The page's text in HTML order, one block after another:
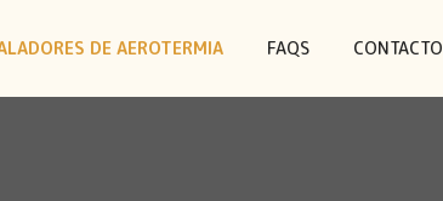
DE AEROTERMIA FAQS CONTACTO